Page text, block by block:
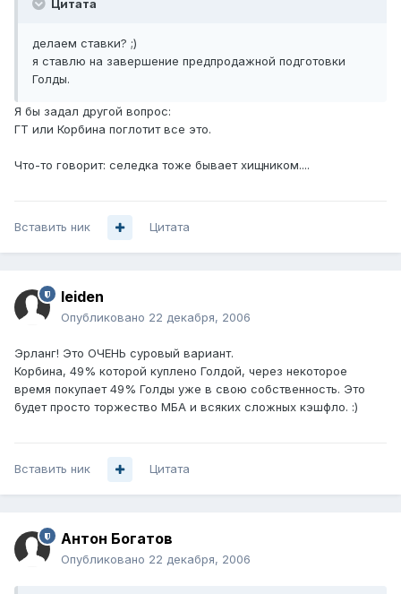
Цитата
делаем ставки? ;)
я ставлю на завершение предпродажной подготовки
Голды.
Я бы задал другой вопрос:
ГТ или Корбина поглотит все это.
Что-то говорит: селедка тоже бывает хищником....
Вставить ник Цитата
leiden
Опубликовано 22 декабря, 2006
Эрланг! Это ОЧЕНЬ суровый вариант.
Корбина, 49% которой куплено Голдой, через некоторое
время покупает 49% Голды уже в свою собственность. Это
будет просто торжество МБА и всяких сложных кэшфло. :)
Вставить ник Цитата
Антон Богатов
Опубликовано 22 декабря, 2006